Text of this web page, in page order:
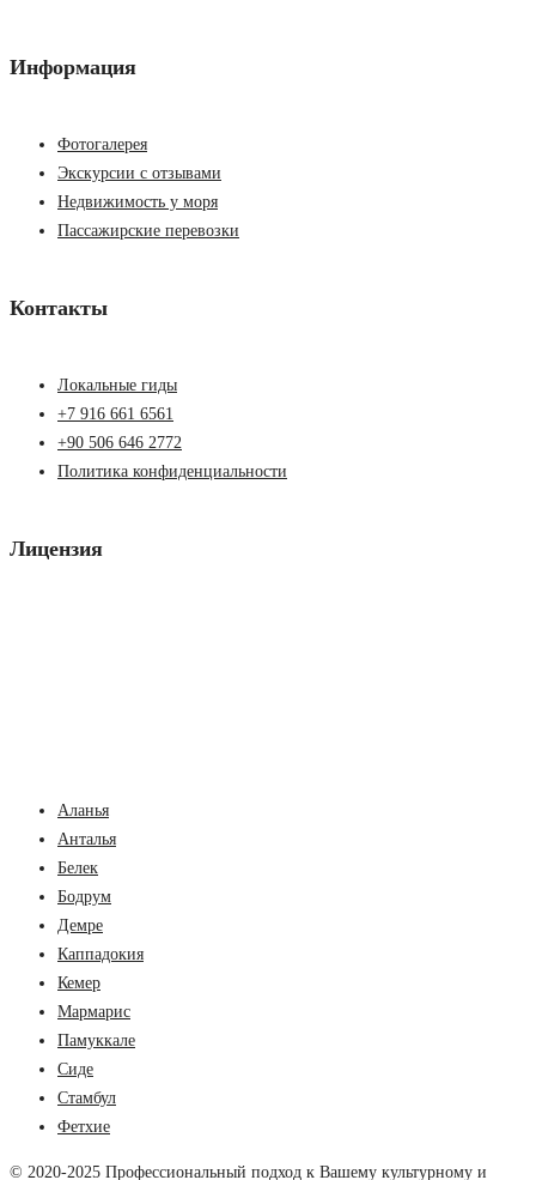
Информация
Фотогалерея
Экскурсии с отзывами
Недвижимость у моря
Пассажирские перевозки
Контакты
Локальные гиды
+7 916 661 6561
+90 506 646 2772
Политика конфиденциальности
Лицензия
Аланья
Анталья
Белек
Бодрум
Демре
Каппадокия
Кемер
Мармарис
Памуккале
Сиде
Стамбул
Фетхие
© 2020-2025 Профессиональный подход к Вашему культурному и